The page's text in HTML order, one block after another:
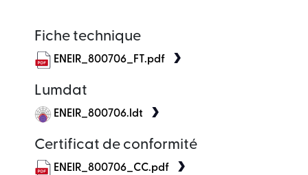
Fiche technique
ENEIR_800706_FT.pdf
Lumdat
ENEIR_800706.ldt
Certificat de conformité
ENEIR_800706_CC.pdf